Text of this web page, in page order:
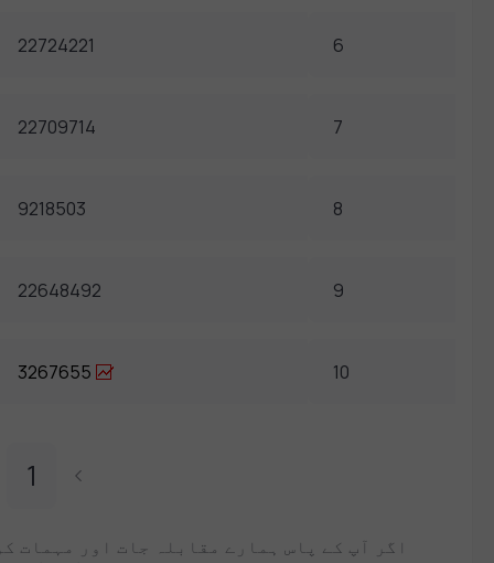
6
22724221
7
22709714
8
9218503
9
22648492
10
3267655
1
اگر آپ کے پاس ہمارے مقابلہ جات اور مہمات